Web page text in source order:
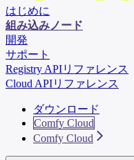
はじめに
組み込みノード
開発
サポート
Registry APIリファレンス
Cloud APIリファレンス
ダウンロード
Comfy Cloud
Comfy Cloud